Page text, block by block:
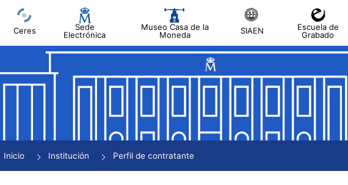
Ceres
Sede
Electrónica
Museo Casa de la
Moneda
SIAEN
Escuela de
Grabado
Mostrar/Ocultar
Mostrar/Ocultar
Inicio Institución Perfil de contratante